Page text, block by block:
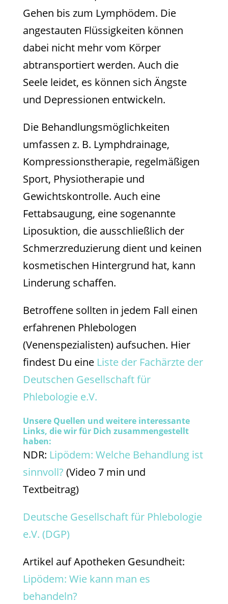
Gehen bis zum Lymphödem. Die
angestauten Flüssigkeiten können
dabei nicht mehr vom Körper
abtransportiert werden. Auch die
Seele leidet, es können sich Ängste
und Depressionen entwickeln.
Die Behandlungsmöglichkeiten
umfassen z. B. Lymphdrainage,
Kompressionstherapie, regelmäßigen
Sport, Physiotherapie und
Gewichtskontrolle. Auch eine
Fettabsaugung, eine sogenannte
Liposuktion, die ausschließlich der
Schmerzreduzierung dient und keinen
kosmetischen Hintergrund hat, kann
Linderung schaffen.
Betroffene sollten in jedem Fall einen
erfahrenen Phlebologen
(Venenspezialisten) aufsuchen. Hier
findest Du eine Liste der Fachärzte der
Deutschen Gesellschaft für
Phlebologie e.V.
Unsere Quellen und weitere interessante
Links, die wir für Dich zusammengestellt
haben:
NDR: Lipödem: Welche Behandlung ist
sinnvoll? (Video 7 min und
Textbeitrag)
Deutsche Gesellschaft für Phlebologie
e.V. (DGP)
Artikel auf Apotheken Gesundheit:
Lipödem: Wie kann man es
behandeln?